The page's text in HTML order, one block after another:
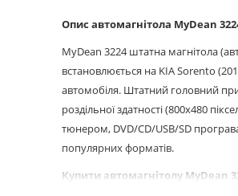
Опис автомагнітола MyDean
MyDean 3224 штатна магнітола
встановлюється на KIA Sorento
автомобіля. Штатний головний
роздільної здатності (800x480
тюнером, DVD/CD/USB/SD
популярних форматів.
Купити автомагнітолу MyDean